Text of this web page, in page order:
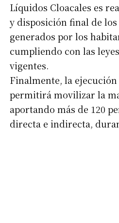
Líquidos Cloacales es
y disposición final de
generados por los
cumpliendo con las
vigentes.
Finalmente, la ejecución
permitirá movilizar la
aportando más de 120
directa e indirecta,